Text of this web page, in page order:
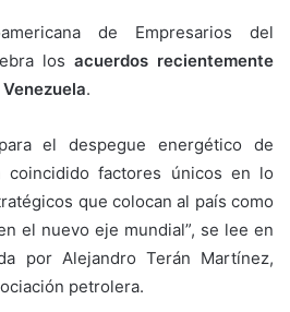
de Empresarios del
los acuerdos recientemente
.
el despegue energético de
coincidido factores únicos en lo
que colocan al país como
el nuevo eje mundial”, se lee en
por Alejandro Terán Martínez,
petrolera.